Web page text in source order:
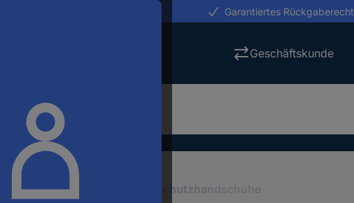
Garantiertes Rückgaberecht
Geschäftskunde
Schutzhandschuhe Schnitt-Schutzhandschuhe